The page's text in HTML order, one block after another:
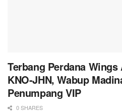
Terbang Perdana Wings
KNO-JHN, Wabup
Penumpang VIP
0 SHARES